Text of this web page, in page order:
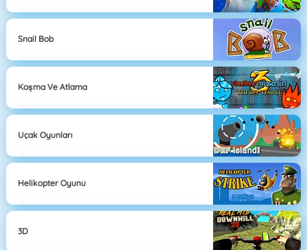
Snail Bob
Koşma Ve Atlama
Uçak Oyunları
Helikopter Oyunu
3D